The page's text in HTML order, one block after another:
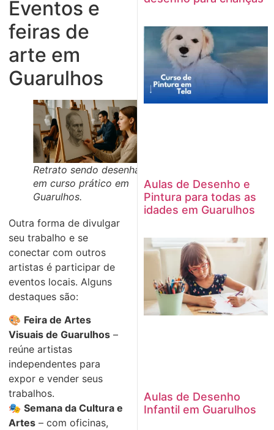
Eventos e
feiras de
arte em
Guarulhos
Retrato sendo desenhado
em curso prático em
Guarulhos.
Outra forma de divulgar
seu trabalho e se
conectar com outros
artistas é participar de
eventos locais. Alguns
destaques são:
🎨 Feira de Artes
Visuais de Guarulhos –
reúne artistas
independentes para
expor e vender seus
trabalhos.
🎭Semana da Cultura e
Artes – com oficinas,
Aulas de Desenho e
Pintura para todas as
idades em Guarulhos
Aulas de Desenho
Infantil em Guarulhos